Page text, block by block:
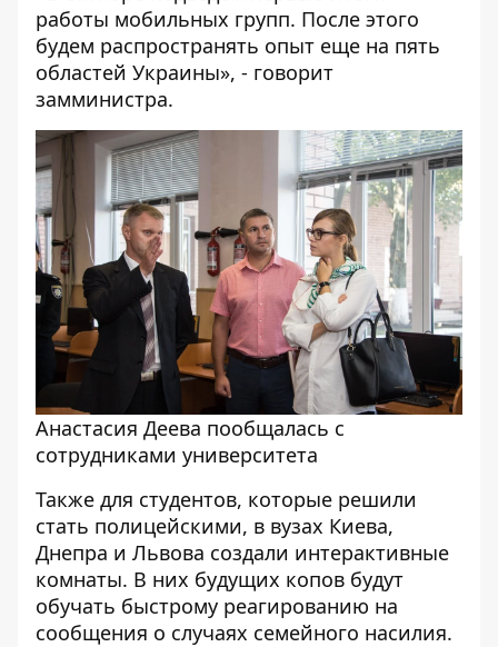
работы мобильных групп. После этого
будем распространять опыт еще на пять
областей Украины», - говорит
замминистра.
Анастасия Деева пообщалась с
сотрудниками университета
Также для студентов, которые решили
стать полицейскими, в вузах Киева,
Днепра и Львова создали интерактивные
комнаты. В них будущих копов будут
обучать быстрому реагированию на
сообщения о случаях семейного насилия.